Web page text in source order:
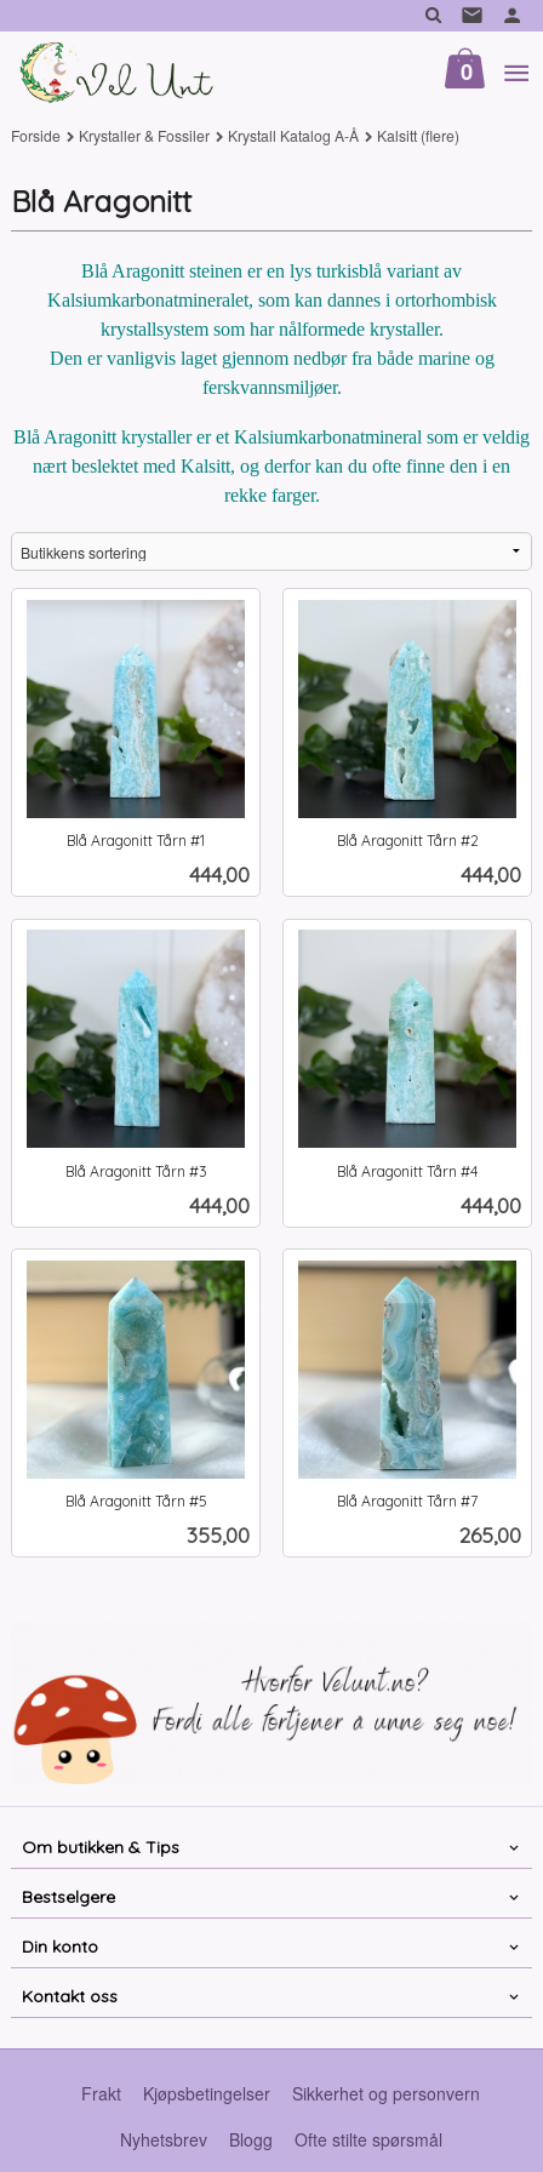
til
innholdet
0
Forside Krystaller & Fossiler Krystall Katalog A-Å Kalsitt (flere)
Blå Aragonitt
Blå Aragonitt steinen er en lys turkisblå variant av
Kalsiumkarbonatmineralet, som kan dannes i ortorhombisk
krystallsystem som har nålformede krystaller.
Den er vanligvis laget gjennom nedbør fra både marine og
ferskvannsmiljøer.
Blå Aragonitt krystaller er et Kalsiumkarbonatmineral som er veldig
nært beslektet med Kalsitt, og derfor kan du ofte finne den i en
rekke farger.
Blå Aragonitt Tårn #1
Pris
444,00
Blå Aragonitt Tårn #2
Pris
444,00
Blå Aragonitt Tårn #3
Pris
444,00
Blå Aragonitt Tårn #4
Pris
444,00
Blå Aragonitt Tårn #5
Pris
355,00
Blå Aragonitt Tårn #7
Pris
265,00
Om butikken & Tips
Bestselgere
Din konto
Kontakt oss
Frakt Kjøpsbetingelser
Sikkerhet og personvern
Nyhetsbrev
Blogg Ofte stilte spørsmål